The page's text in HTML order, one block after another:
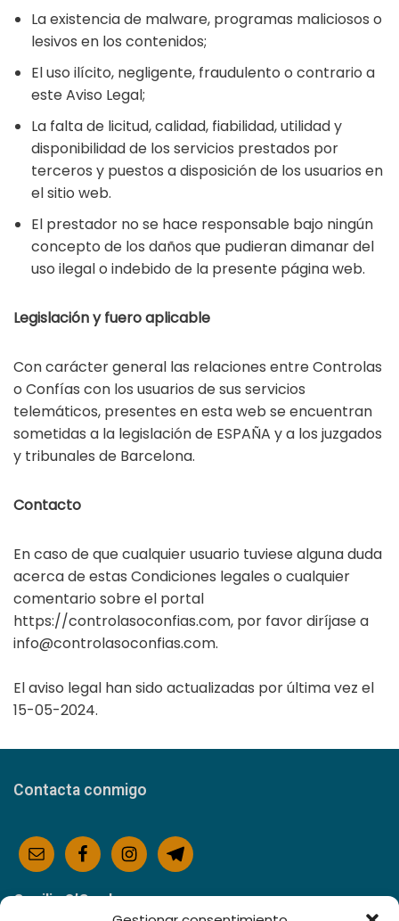
La existencia de malware, programas maliciosos o
lesivos en los contenidos;
El uso ilícito, negligente, fraudulento o contrario a
este Aviso Legal;
La falta de licitud, calidad, fiabilidad, utilidad y
disponibilidad de los servicios prestados por
terceros y puestos a disposición de los usuarios en
el sitio web.
El prestador no se hace responsable bajo ningún
concepto de los daños que pudieran dimanar del
uso ilegal o indebido de la presente página web.
Legislación y fuero aplicable
Con carácter general las relaciones entre Controlas
o Confías con los usuarios de sus servicios
telemáticos, presentes en esta web se encuentran
sometidas a la legislación de ESPAÑA y a los juzgados
y tribunales de Barcelona.
Contacto
En caso de que cualquier usuario tuviese alguna duda
acerca de estas Condiciones legales o cualquier
comentario sobre el portal
https://controlasoconfias.com, por favor diríjase a
info@controlasoconfias.com.
El aviso legal han sido actualizadas por última vez el
15-05-2024.
Contacta conmigo
Cecilia O’Grady